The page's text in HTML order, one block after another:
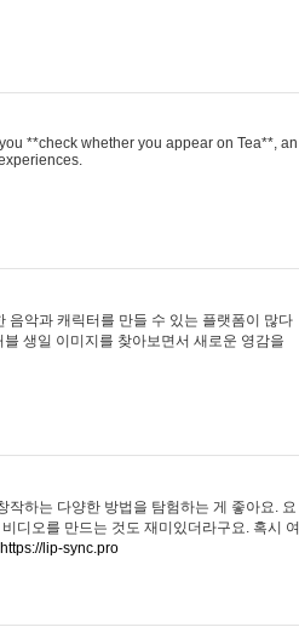
**check whether you appear on Tea**, an
음악과 캐릭터를 만들 수 있는 플랫폼이 많다
생일 이미지를 찾아보면서 새로운 영감을
작하는 다양한 방법을 탐험하는 게 좋아요. 요
디오를 만드는 것도 재미있더라구요. 혹시 여
https://lip-sync.pro